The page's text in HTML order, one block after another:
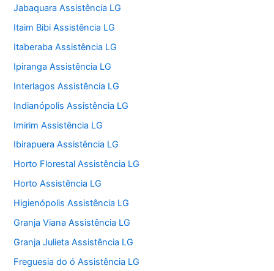
Jabaquara Assistência LG
Itaim Bibi Assistência LG
Itaberaba Assistência LG
Ipiranga Assistência LG
Interlagos Assistência LG
Indianópolis Assistência LG
Imirim Assistência LG
Ibirapuera Assistência LG
Horto Florestal Assistência LG
Horto Assistência LG
Higienópolis Assistência LG
Granja Viana Assistência LG
Granja Julieta Assistência LG
Freguesia do ó Assistência LG